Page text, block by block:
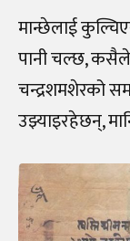
मान्छेलाई
पानी चल्छ,
चन्द्रशमशेरको
उझ्याइरहेछन्,